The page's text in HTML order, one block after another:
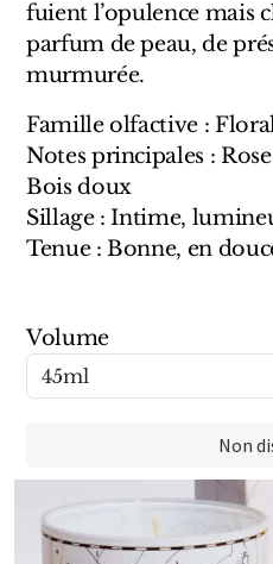
fuient l’opulence mais
parfum de peau, de
murmurée.
Famille olfactive :
Notes principales :
Bois doux
Sillage : Intime,
Tenue : Bonne, en
Volume
Non
Pure Distance
Marques Anglaises
Clive Christian
Marques Argentines
Mixte